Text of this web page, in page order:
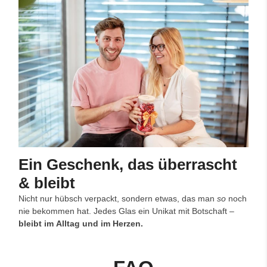
Ein Geschenk, das überrascht
& bleibt
Nicht nur hübsch verpackt, sondern etwas, das man so noch
nie bekommen hat. Jedes Glas ein Unikat mit Botschaft –
bleibt im Alltag und im Herzen.